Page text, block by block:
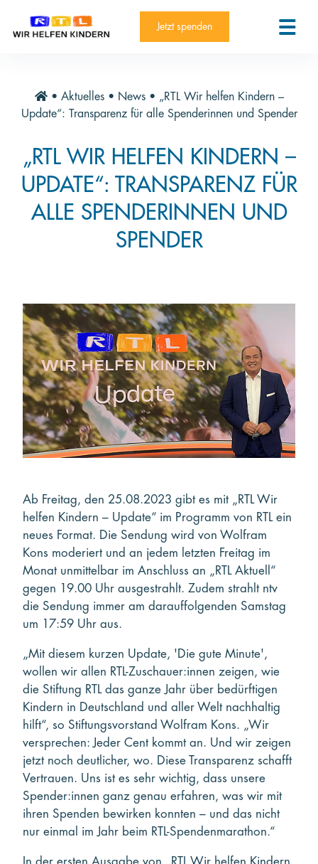
RTL-Spendenmarathon 2025
News
Informieren
Paten und Projekte
Trauer und Testament
Kooperieren
Organisationen
Unternehmen
Kontakt
Jetzt spenden
• Aktuelles• News• „RTL Wir helfen Kindern –
Update“: Transparenz für alle Spenderinnen und Spender
„RTL WIR HELFEN KINDERN –
UPDATE“: TRANSPARENZ FÜR
ALLE SPENDERINNEN UND
SPENDER
Ab Freitag, den 25.08.2023 gibt es mit „RTL Wir
helfen Kindern – Update“ im Programm von RTL ein
neues Format. Die Sendung wird von Wolfram
Kons moderiert und an jedem letzten Freitag im
Monat unmittelbar im Anschluss an „RTL Aktuell“
gegen 19.00 Uhr ausgestrahlt. Zudem strahlt ntv
die Sendung immer am darauffolgenden Samstag
um 17:59 Uhr aus.
„Mit diesem kurzen Update‚ 'Die gute Minute',
wollen wir allen RTL-Zuschauer:innen zeigen, wie
die Stiftung RTL das ganze Jahr über bedürftigen
Kindern in Deutschland und aller Welt nachhaltig
hilft“, so Stiftungsvorstand Wolfram Kons. „Wir
versprechen: Jeder Cent kommt an. Und wir zeigen
jetzt noch deutlicher, wo. Diese Transparenz schafft
Vertrauen. Uns ist es sehr wichtig, dass unsere
Spender:innen ganz genau erfahren, was wir mit
ihren Spenden bewirken konnten – und das nicht
nur einmal im Jahr beim RTL-Spendenmarathon.“